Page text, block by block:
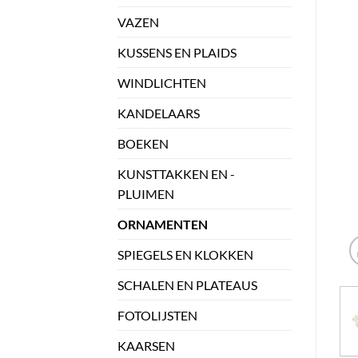
VAZEN
KUSSENS EN PLAIDS
WINDLICHTEN
KANDELAARS
BOEKEN
KUNSTTAKKEN EN -
PLUIMEN
ORNAMENTEN
SPIEGELS EN KLOKKEN
SCHALEN EN PLATEAUS
FOTOLIJSTEN
KAARSEN